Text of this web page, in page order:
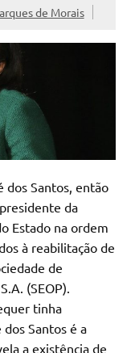
de Morais
dos Santos, então
da
Estado na ordem
à reabilitação de
de
(SEOP).
tinha
Santos é a
a existência de